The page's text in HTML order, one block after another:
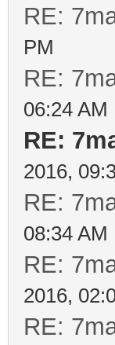
RE:
PM
RE:
06:24 AM
RE:
2016,
RE:
08:34 AM
RE:
2016,
RE: